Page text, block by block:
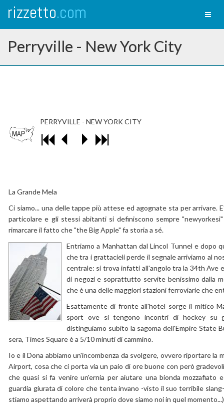
rizzetto.com
Perryville - New York City
PERRYVILLE - NEW YORK CITY
La Grande Mela
Ci siamo... una delle tappe più attese ed agognate sta per
particolare e gli stessi abitanti si definiscono sempre
rimarcare il fatto che "the Big Apple" fa storia a sé.
Entriamo a Manhattan dal Lincol Tunnel e dopo
che tra i grattacieli perde il segnale arriviamo al
centrale: si trova infatti all'angolo tra la 34th Ave
di negozi e soprattutto servite benissimo dalla
che è una delle maggiori stazioni ferroviarie che
Esattamente di fronte all'hotel sorge il mitico
sport ove si tengono incontri di hockey su
distinguiamo subito la sagoma dell'Empire State
sera, Times Square è a 5/10 minuti di cammino.
Io e il Dona abbiamo un'incombenza da svolgere, ovvero riportare la
Airport, cosa che ci porta via un paio di ore buone con però
che quasi si fa venire un'ernia per aiutare una bionda mozzafiato
guardia giurata di colore che tenta invano -visto il suo terribile
stiamo aspettando arriverà proprio dove siamo noi in quel momento...)